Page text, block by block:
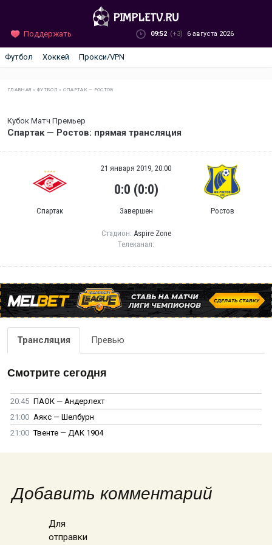
Поддержать 09:52 (+3) 6 августа 2026
Футбол Хоккей Прокси/VPN
ГЛАВНАЯ »ФУТБОЛ » СПАРТАК — РОСТОВ
Кубок Матч Премьер
Спартак — Ростов: прямая трансляция
Спартак
21 января 2019, 20:00
0:0 (0:0)
Завершен Ростов
Стадион: Aspire Zone
Телеканал:
Трансляция Превью
Смотрите сегодня
20:45 ПАОК — Андерлехт
21:00 Аякс — Шелбурн
21:00 Твенте — ДАК 1904
Добавить комментарий
Для
отправки